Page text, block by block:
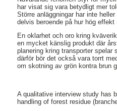
har visat sig vara betydligt mer
Större anläggningar har inte
delvis beroende på hur hög
En oklarhet och oro kring
en mycket känslig produkt där
planering kring transporter
därför bör det också vara torrt
om skotning av grön kontra brun
A qualitative interview study has
handling of forest residue